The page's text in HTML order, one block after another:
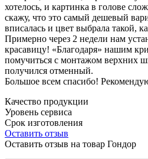
хотелось, и картинка в голове
скажу, что это самый дешевый
вписалась и цвет выбрала такой,
Примерно через 2 недели нам
красавицу! «Благодаря» нашим
помучиться с монтажом верхних
получился отменный.
Большое всем спасибо!
Качество продукции
Уровень сервиса
Срок изготовления
Оставить отзыв
Оставить отзыв на товар Гондор